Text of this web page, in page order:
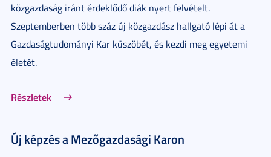
közgazdaság iránt érdeklődő diák nyert felvételt.
Szeptemberben több száz új közgazdász hallgató lépi át a
Gazdaságtudományi Kar küszöbét, és kezdi meg egyetemi
életét.
Részletek
Új képzés a Mezőgazdasági Karon